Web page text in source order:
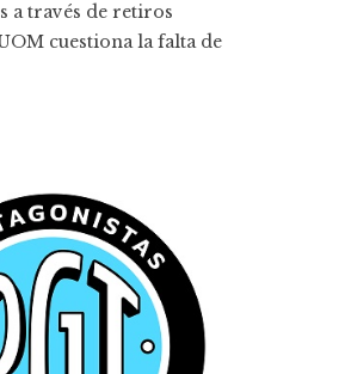
a través de retiros
cuestiona la falta de